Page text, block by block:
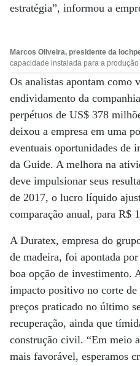
estratégia”, informou a
Marcos Oliveira, presidente da
capacidade instalada para a
Os analistas apontam como
endividamento da
perpétuos de US$ 378
deixou a empresa em uma
eventuais oportunidades de
da Guide. A melhora na
deve impulsionar seus
de 2017, o lucro líquido
comparação anual, para R$
A Duratex, empresa do
de madeira, foi apontada
boa opção de investimento.
impacto positivo no corte de
preços praticado no último
recuperação, ainda que
construção civil. “Em meio
mais favorável, esperamos